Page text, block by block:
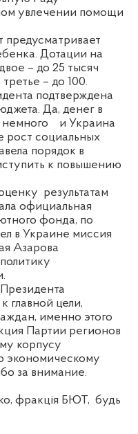
увлечении помощи
предусматривает
Дотации на
– до 25 тысяч
– до 100.
подтверждена
Да, денег в
немного
и Украина
рост социальных
порядок в
к повышению
результатам
официальная
фонда, по
в Украине миссия
Азарова
главной цели,
именно этого
Партии регионов
корпусу
экономическому
за внимание.
фракція БЮТ, будь